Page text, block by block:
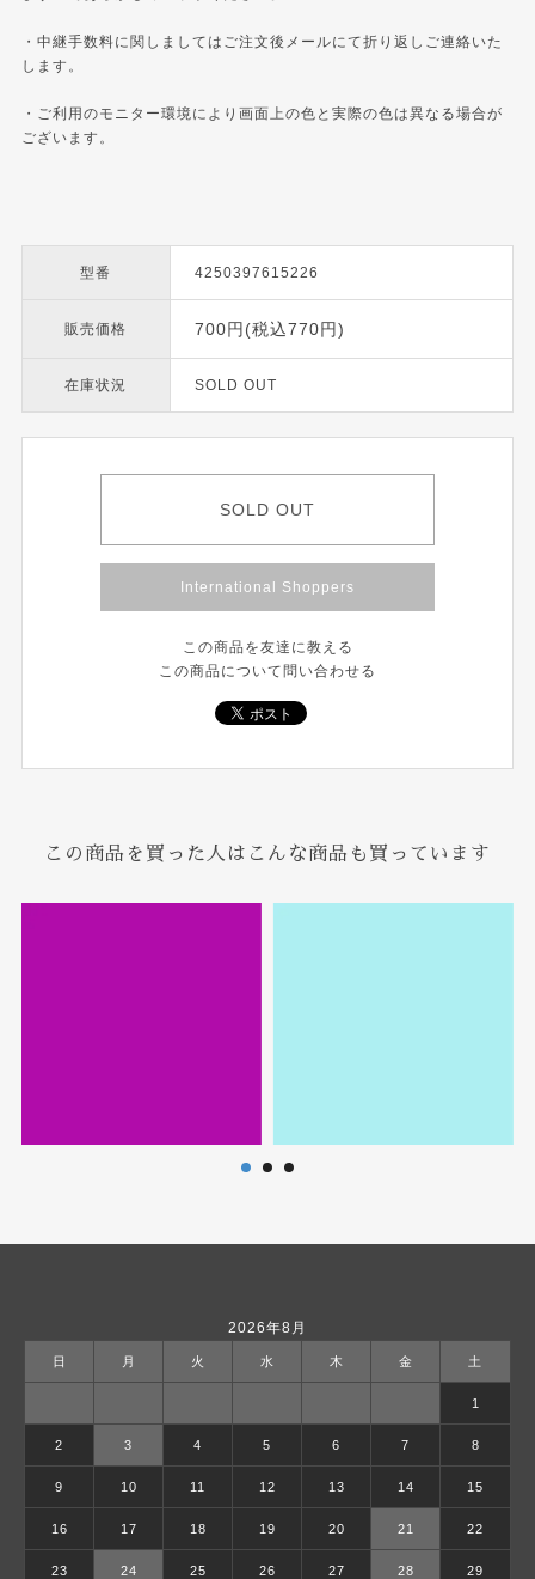
・中継手数料に関しましてはご注文後メールにて折り返しご連絡いた
します。
・ご利用のモニター環境により画面上の色と実際の色は異なる場合が
ございます。
型番 4250397615226
販売価格 700円(税込770円)
在庫状況 SOLD OUT
SOLD OUT
International Shoppers
この商品を友達に教える
この商品について問い合わせる
この商品を買った人はこんな商品も買っています
2026年8月
日 月 火 水 木 金 土
1
2 3 4 5 6 7 8
9 10 11 12 13 14 15
16 17 18 19 20 21 22
23 24 25 26 27 28 29